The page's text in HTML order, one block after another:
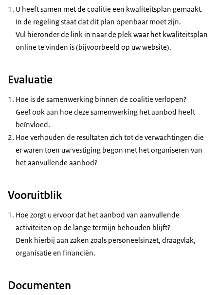
U heeft samen met de coalitie een kwaliteitsplan gemaakt.
In de regeling staat dat dit plan openbaar moet zijn.
Vul hieronder de link in naar de plek waar het kwaliteitsplan
online te vinden is (bijvoorbeeld op uw website).
Evaluatie
Hoe is de samenwerking binnen de coalitie verlopen?
Geef ook aan hoe deze samenwerking het aanbod heeft
beïnvloed.
Hoe verhouden de resultaten zich tot de verwachtingen die
er waren toen uw vestiging begon met het organiseren van
het aanvullende aanbod?
Vooruitblik
Hoe zorgt u ervoor dat het aanbod van aanvullende
activiteiten op de lange termijn behouden blijft?
Denk hierbij aan zaken zoals personeelsinzet, draagvlak,
organisatie en financiën.
Documenten